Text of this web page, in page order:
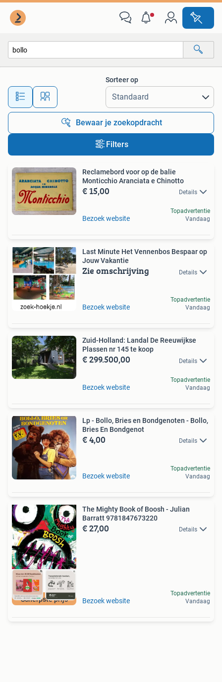
Alle afstanden…
Sorteer op
Bewaar je zoekopdracht
Filters
Reclamebord voor op de balie
Monticchio Aranciata e Chinotto
€ 15,00 Details
Bezoek website
Topadvertentie
Vandaag
Last Minute Het Vennenbos Bespaar op
Jouw Vakantie
Zie omschrijving Details
Bezoek website
Topadvertentie
Vandaag
Zuid-Holland: Landal De Reeuwijkse
Plassen nr 145 te koop
€ 299.500,00 Details
Bezoek website
Topadvertentie
Vandaag
Lp - Bollo, Bries en Bondgenoten - Bollo,
Bries En Bondgenot
€ 4,00 Details
Bezoek website
Topadvertentie
Vandaag
Scherpste prijs
The Mighty Book of Boosh - Julian
Barratt 9781847673220
€ 27,00 Details
Bezoek website
Topadvertentie
Vandaag